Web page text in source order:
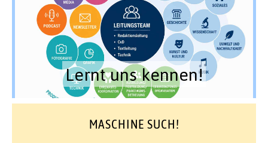
Lernt uns kennen!
MASCHINE SUCH!